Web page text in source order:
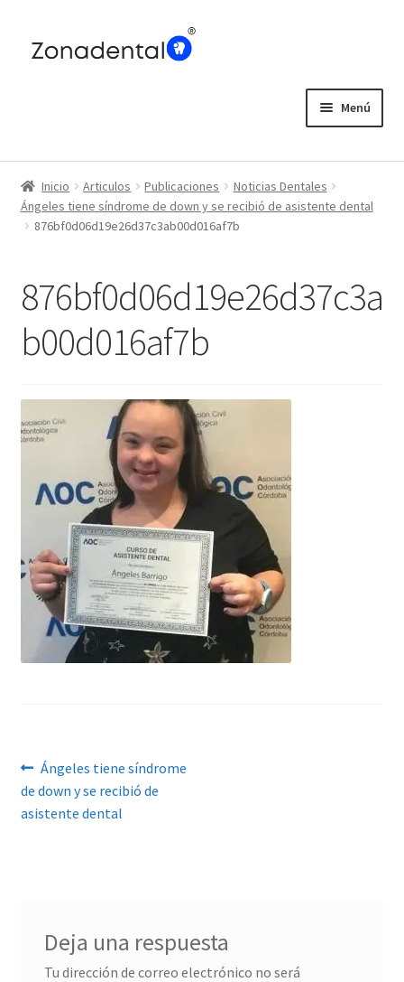
Menú
Blog
Inicio Articulos Publicaciones
Noticias Dentales
Ángeles tiene síndrome de down y se recibió de asistente dental
876bf0d06d19e26d37c3ab00d016af7b
876bf0d06d19e26d37c3a
b00d016af7b
Navegación
de
Anterior:
Ángeles tiene síndrome
de down y se recibió de
asistente dental
Deja una respuesta
Tu dirección de correo electrónico no será